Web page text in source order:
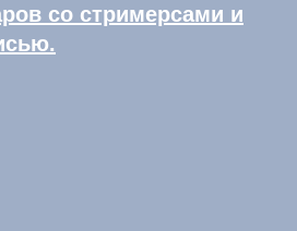
со стримерсами и